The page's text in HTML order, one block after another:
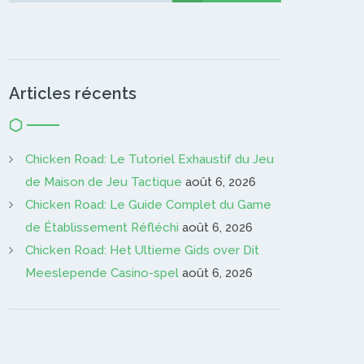
Articles récents
Chicken Road: Le Tutoriel Exhaustif du Jeu
de Maison de Jeu Tactique août 6, 2026
Chicken Road: Le Guide Complet du Game
de Établissement Réfléchi août 6, 2026
Chicken Road: Het Ultieme Gids over Dit
Meeslepende Casino-spel août 6, 2026